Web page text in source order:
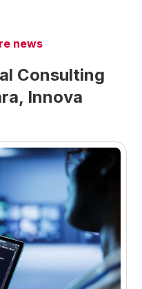
news
Consulting
Innova